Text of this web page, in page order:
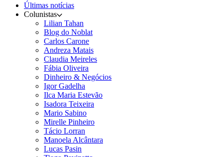
Últimas notícias
Colunistas
Lilian Tahan
Blog do Noblat
Carlos Carone
Andreza Matais
Claudia Meireles
Fábia Oliveira
Dinheiro & Negócios
Igor Gadelha
Ilca Maria Estevão
Isadora Teixeira
Mario Sabino
Mirelle Pinheiro
Tácio Lorran
Manoela Alcântara
Lucas Pasin